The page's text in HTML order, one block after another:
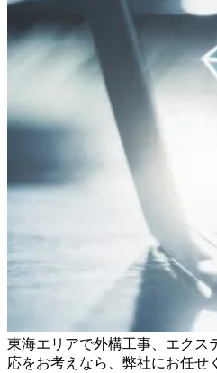
東海エリアで外構工事、エクス
応をお考えなら、弊社にお任せ